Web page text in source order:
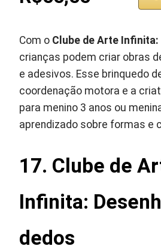
Com o Clube de Arte Infinita:
crianças podem criar obras
e adesivos. Esse brinquedo
coordenação motora e a
para menino 3 anos ou
aprendizado sobre formas e
17. Clube de
Infinita:
dedos